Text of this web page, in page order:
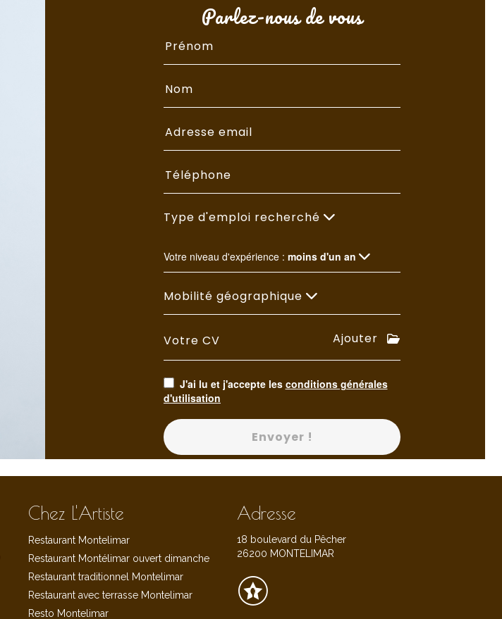
Parlez-nous de vous
Type d'emploi recherché
Votre niveau d'expérience : moins d'un an
Mobilité géographique
Votre CV Ajouter
J'ai lu et j'accepte les conditions générales
d'utilisation
Envoyer !
Chez L'Artiste
Restaurant Montelimar
Restaurant Montélimar ouvert dimanche
Restaurant traditionnel Montelimar
Restaurant avec terrasse Montelimar
Resto Montelimar
Adresse
18 boulevard du Pêcher
26200 MONTELIMAR